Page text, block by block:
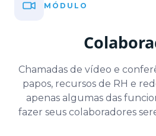
MÓDULO
Chamadas de vídeo e
papos, recursos de RH e
apenas algumas das
fazer seus colaboradores